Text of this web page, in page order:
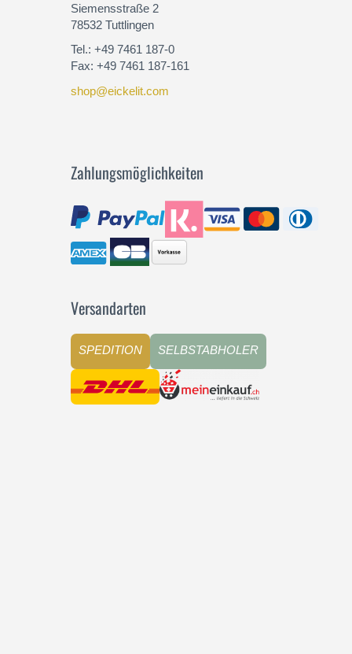
Siemensstraße 2
78532 Tuttlingen
Tel.: +49 7461 187-0
Fax: +49 7461 187-161
shop@eickelit.com
Zahlungsmöglichkeiten
Versandarten
SPEDITION SELBSTABHOLER